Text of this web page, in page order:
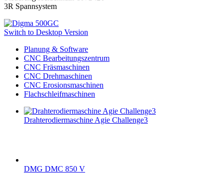
3R Spannsystem
Switch to Desktop Version
Planung & Software
CNC Bearbeitungszentrum
CNC Fräsmaschinen
CNC Drehmaschinen
CNC Erosionsmaschinen
Flachschleifmaschinen
Drahterodiermaschine Agie Challenge3
DMG DMC 850 V